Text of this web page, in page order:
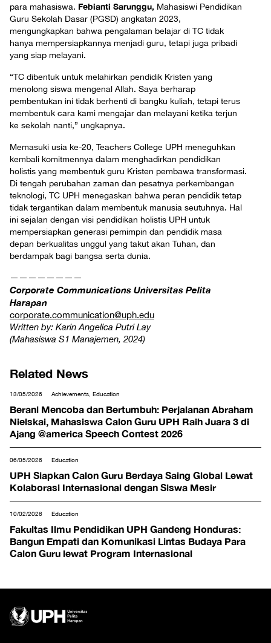
para mahasiswa. Febianti Sarunggu, Mahasiswi Pendidikan
Guru Sekolah Dasar (PGSD) angkatan 2023,
mengungkapkan bahwa pengalaman belajar di TC tidak
hanya mempersiapkannya menjadi guru, tetapi juga pribadi
yang siap melayani.
“TC dibentuk untuk melahirkan pendidik Kristen yang
menolong siswa mengenal Allah. Saya berharap
pembentukan ini tidak berhenti di bangku kuliah, tetapi terus
membentuk cara kami mengajar dan melayani ketika terjun
ke sekolah nanti,” ungkapnya.
Memasuki usia ke-20, Teachers College UPH meneguhkan
kembali komitmennya dalam menghadirkan pendidikan
holistis yang membentuk guru Kristen pembawa transformasi.
Di tengah perubahan zaman dan pesatnya perkembangan
teknologi, TC UPH menegaskan bahwa peran pendidik tetap
tidak tergantikan dalam membentuk manusia seutuhnya. Hal
ini sejalan dengan visi pendidikan holistis UPH untuk
mempersiapkan generasi pemimpin dan pendidik masa
depan berkualitas unggul yang takut akan Tuhan, dan
berdampak bagi bangsa serta dunia.
————————
Corporate Communications Universitas Pelita
Harapan
corporate.communication@uph.edu
Written by: Karin Angelica Putri Lay
(Mahasiswa S1 Manajemen, 2024)
Related News
13/05/2026 Achievements, Education
Berani Mencoba dan Bertumbuh: Perjalanan Abraham
Nielskai, Mahasiswa Calon Guru UPH Raih Juara 3 di
Ajang @america Speech Contest 2026
06/05/2026 Education
UPH Siapkan Calon Guru Berdaya Saing Global Lewat
Kolaborasi Internasional dengan Siswa Mesir
10/02/2026 Education
Fakultas Ilmu Pendidikan UPH Gandeng Honduras:
Bangun Empati dan Komunikasi Lintas Budaya Para
Calon Guru lewat Program Internasional